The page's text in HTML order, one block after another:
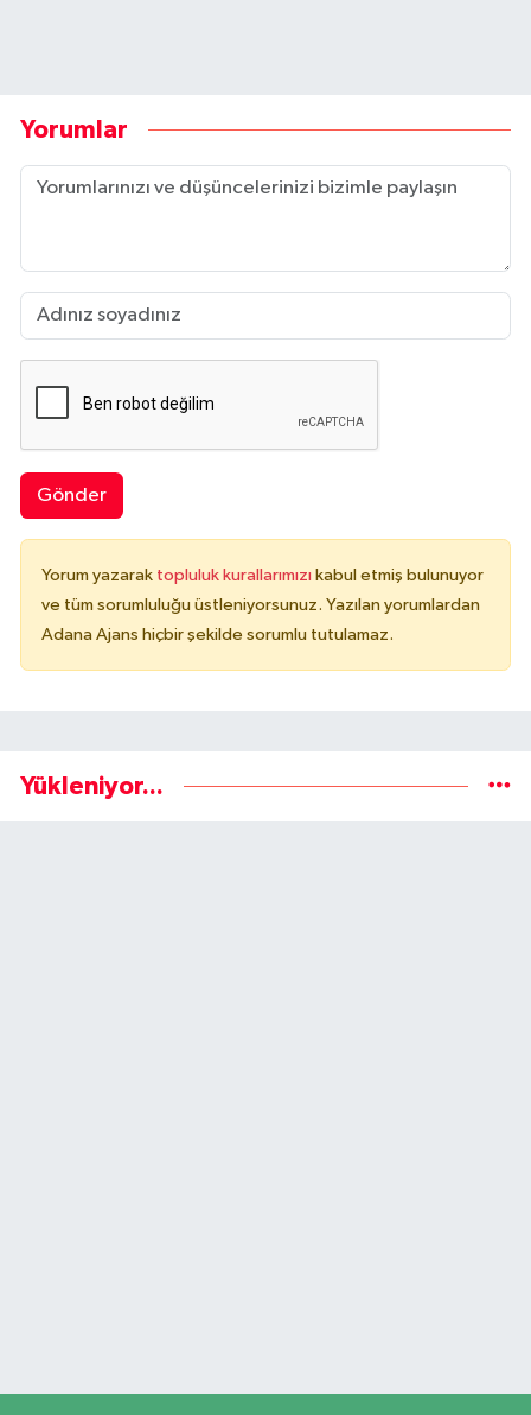
Yorumlar
Gönder
Yorum yazarak topluluk kurallarımızı kabul etmiş bulunuyor
ve tüm sorumluluğu üstleniyorsunuz. Yazılan yorumlardan
Adana Ajans hiçbir şekilde sorumlu tutulamaz.
Yükleniyor...